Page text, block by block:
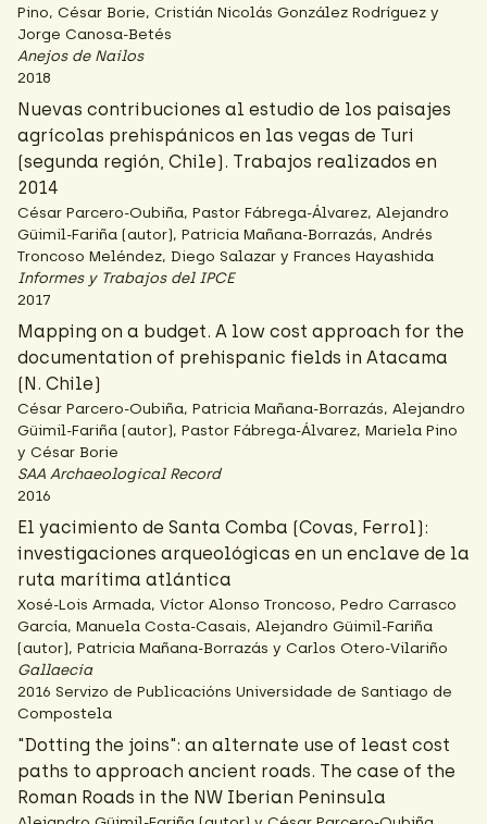
Pino, César Borie, Cristián Nicolás González Rodríguez y
Jorge Canosa-Betés
Anejos de Nailos
2018
Nuevas contribuciones al estudio de los paisajes
agrícolas prehispánicos en las vegas de Turi
(segunda región, Chile). Trabajos realizados en
2014
César Parcero-Oubiña, Pastor Fábrega-Álvarez, Alejandro
Güimil-Fariña (autor), Patricia Mañana-Borrazás, Andrés
Troncoso Meléndez, Diego Salazar y Frances Hayashida
Informes y Trabajos del IPCE
2017
Mapping on a budget. A low cost approach for the
documentation of prehispanic fields in Atacama
(N. Chile)
César Parcero-Oubiña, Patricia Mañana-Borrazás, Alejandro
Güimil-Fariña (autor), Pastor Fábrega-Álvarez, Mariela Pino
y César Borie
SAA Archaeological Record
2016
El yacimiento de Santa Comba (Covas, Ferrol):
investigaciones arqueológicas en un enclave de la
ruta marítima atlántica
Xosé-Lois Armada, Víctor Alonso Troncoso, Pedro Carrasco
García, Manuela Costa-Casais, Alejandro Güimil-Fariña
(autor), Patricia Mañana-Borrazás y Carlos Otero-Vilariño
Gallaecia
2016 Servizo de Publicacións Universidade de Santiago de
Compostela
"Dotting the joins": an alternate use of least cost
paths to approach ancient roads. The case of the
Roman Roads in the NW Iberian Peninsula